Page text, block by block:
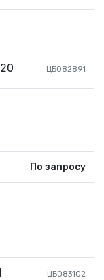
ЦБ082891
По запросу
ЦБ083102